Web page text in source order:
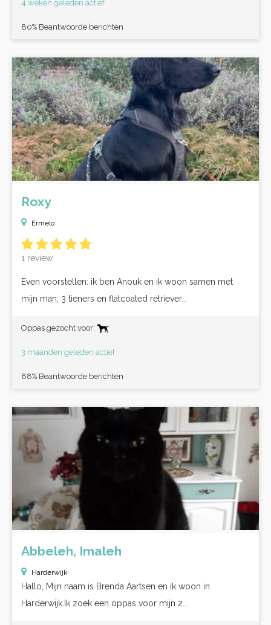
4 weken geleden actief
80% Beantwoorde berichten
Roxy
Ermelo
1 review
Even voorstellen: ik ben Anouk en ik woon samen met
mijn man, 3 tieners en flatcoated retriever...
Oppas gezocht voor:
3 maanden geleden actief
88% Beantwoorde berichten
Abbeleh, Imaleh
Harderwijk
Hallo, Mijn naam is Brenda Aartsen en ik woon in
Harderwijk.Ik zoek een oppas voor mijn 2...